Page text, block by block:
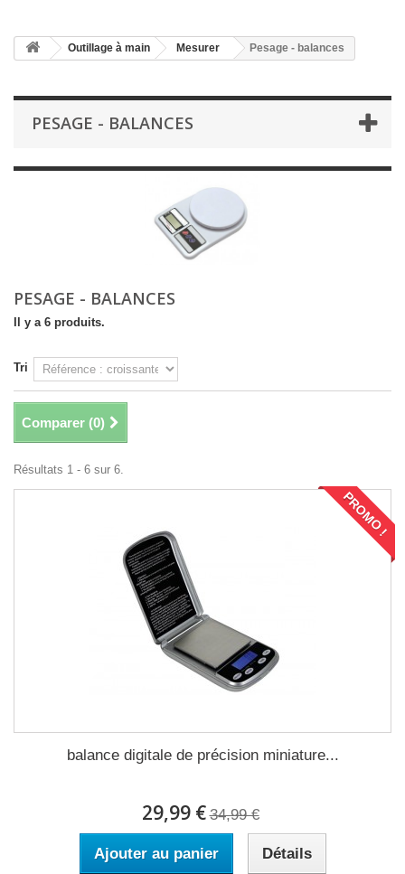
Outillage à main Mesurer Pesage - balances
PESAGE - BALANCES
PESAGE - BALANCES
Il y a 6 produits.
Tri
Comparer (0)
Résultats 1 - 6 sur 6.
PROMO !
balance digitale de précision miniature...
29,99 € 34,99 €
Ajouter au panier Détails